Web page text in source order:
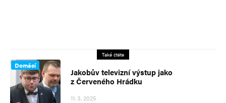
Také čtěte
Domácí
Jakobův televizní výstup jako
z Červeného Hrádku
11. 3. 2025